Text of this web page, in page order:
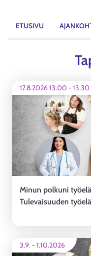
ETUSIVU
17.8.2026 13.00 -13.30
Minun polkuni
Tulevaisuuden
3.9.-1.10.2026